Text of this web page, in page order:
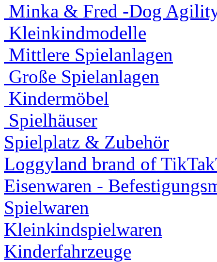
Minka & Fred -Dog
Kleinkindmodelle
Mittlere Spielanlagen
Große Spielanlagen
Kindermöbel
Spielhäuser
Spielplatz & Zubehör
Loggyland brand of
Eisenwaren -
Spielwaren
Kleinkindspielwaren
Kinderfahrzeuge